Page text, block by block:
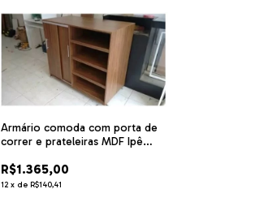
Armário comoda com porta de
correr e prateleiras MDF Ipê
R$1.365,00
12 x de R$140,41